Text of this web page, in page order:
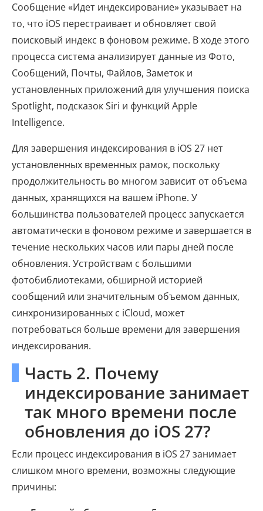
Сообщение «Идет индексирование» указывает на
то, что iOS перестраивает и обновляет свой
поисковый индекс в фоновом режиме. В ходе этого
процесса система анализирует данные из Фото,
Сообщений, Почты, Файлов, Заметок и
установленных приложений для улучшения поиска
Spotlight, подсказок Siri и функций Apple
Intelligence.
Для завершения индексирования в iOS 27 нет
установленных временных рамок, поскольку
продолжительность во многом зависит от объема
данных, хранящихся на вашем iPhone. У
большинства пользователей процесс запускается
автоматически в фоновом режиме и завершается в
течение нескольких часов или пары дней после
обновления. Устройствам с большими
фотобиблиотеками, обширной историей
сообщений или значительным объемом данных,
синхронизированных с iCloud, может
потребоваться больше времени для завершения
индексирования.
Часть 2. Почему
индексирование занимает
так много времени после
обновления до iOS 27?
Если процесс индексирования в iOS 27 занимает
слишком много времени, возможны следующие
причины: